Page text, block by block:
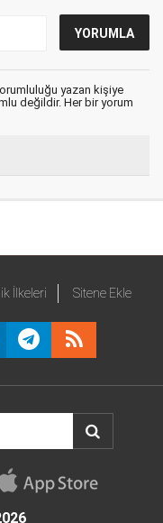
yazan kişiye
değildir. Her bir yorum
İlkeleri Sitene Ekle